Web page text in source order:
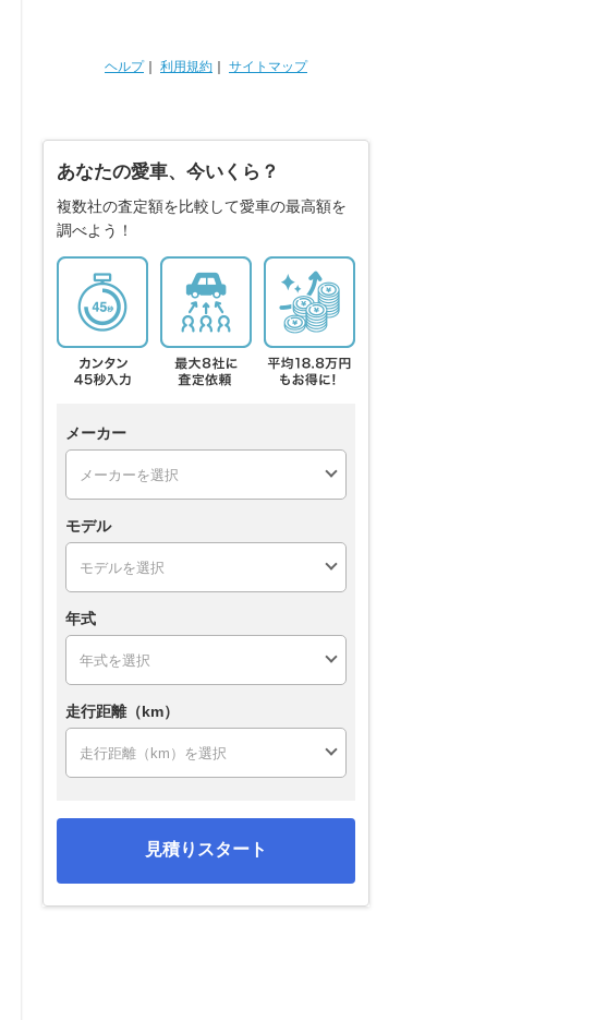
ヘルプ｜ 利用規約 サイトマップ
あなたの愛車、今いくら？
複数社の査定額を比較して愛車の最高額を
調べよう！
メーカー
モデル
年式
走行距離（km）
見積りスタート